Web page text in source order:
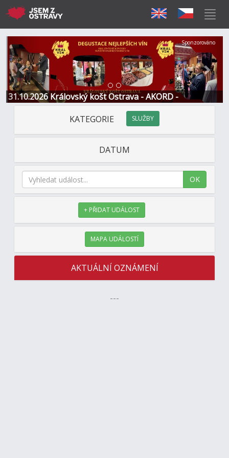
31.10.2026 Královský košt Ostrava - AKORD -
Restaurace a Hotel
Předchozí Další
Sponzorováno
KATEGORIE SLUŽBY
DATUM
OK
+ PŘIDAT UDÁLOST
MAPA UDÁLOSTÍ
AKTUÁLNÍ OZNÁMENÍ
---